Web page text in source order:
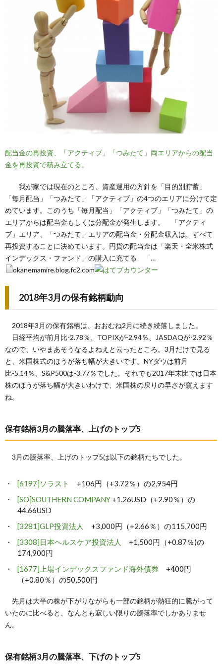
配当金の再投資、「アクティブ」「つみたて」両エリアからの配当
金を再投資で積み立てる。
我が家では現在のところ、資産運用の方針を「目的別貯蓄」
「毎月配当」「つみたて」「アクティブ」の4つのエリアに分けて定
めています。このうち「毎月配当」「アクティブ」「つみたて」の
エリアからは配当金もしくは分配金が発生します。 「アクティ
ブ」エリア、「つみたて」エリアの配当金・分配金収入は、すべて
再投資することに決めています。円貨の配当金は「楽天・全米株式
インデックス・ファンド」の購入に充てる 「…
okanemamire.blog.fc2.com
2018年3月の保有銘柄動向
2018年3月の保有銘柄は、おおむね2月に続き続落しました。
日経平均が前月比-2.78％、TOPIXが-2.94％、JASDAQが-2.92％
なので、いやまあそうなるよねえと云ったところ。3月だけで見る
と、米国株式のほうが落ち幅が大きいです。NYダウは前月
比-5.14％、S&P500は-3.77％でした。それでも2017年末比では日本
株のほうが落ち幅が大きいわけで、米国株の戻りの早さが窺えます
ね。
保有銘柄3月の騰落率、上げのトップ5
3月の騰落率、上げのトップ5は以下の銘柄たちでした。
[6197]ソラスト
+106円（+3.72％）の2,954円
[SO]SOUTHERN COMPANY +1.26USD（+2.90％）の
44.66USD
[3281]GLP投資法人
+3,000円（+2.66％）の115,700円
[3308]日本ヘルスケア投資法人
+1,500円（+0.87％)の
174,900円
[1677]上場インデックスファンド海外債券 +400円
（+0.80％）の50,500円
先月は大半の株が下がりながらも一部の銘柄が熱狂的に騰がって
いたのに比べると、なんとも寂しい限りの騰落率でしかありませ
ん。
保有銘柄3月の騰落率、下げのトップ5